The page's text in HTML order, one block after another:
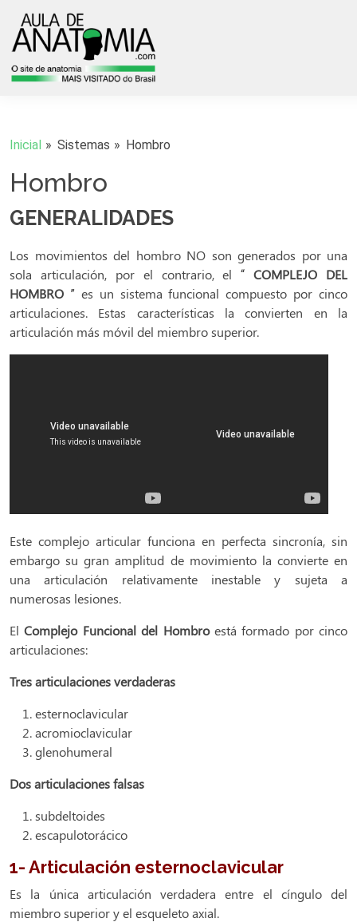
Inicial Sistemas Hombro
Hombro
GENERALIDADES
Los movimientos del hombro NO son generados por una
sola articulación, por el contrario, el “COMPLEJO DEL
HOMBRO ” es un sistema funcional compuesto por cinco
articulaciones. Estas características la convierten en la
articulación más móvil del miembro superior.
Este complejo articular funciona en perfecta sincronía, sin
embargo su gran amplitud de movimiento la convierte en
una articulación relativamente inestable y sujeta a
numerosas lesiones.
ElComplejo Funcional del Hombroestá formado por cinco
articulaciones:
Tres articulaciones verdaderas
esternoclavicular
acromioclavicular
glenohumeral
Dos articulaciones falsas
subdeltoides
escapulotorácico
1- Articulación esternoclavicular
Es la única articulación verdadera entre el cíngulo del
miembro superior y el esqueleto axial.